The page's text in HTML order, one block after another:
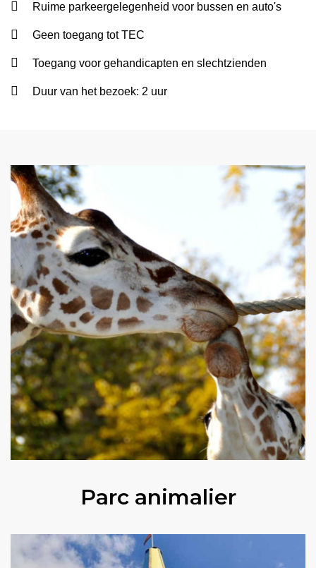
Ruime parkeergelegenheid voor bussen en auto's
Geen toegang tot TEC
Toegang voor gehandicapten en slechtzienden
Duur van het bezoek: 2 uur
Parc animalier